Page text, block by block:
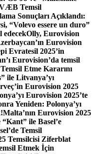
VÆB Temsil
Sonuçları Açıklandı:
“Volevo essere un duro”
edecekOlly, Eurovision
Eurovision
Evratesil 2025’in
Eurovision’da temsil
Etme Kararını
ile Litvanya’yı
Eurovision 2025
Eurovision 2025’te
Yeniden: Polonya’yı
Malta’nın Eurovision 2025
ile Basel’e
Temsil
Temsilcisi Ziferblat
Etmek İçin